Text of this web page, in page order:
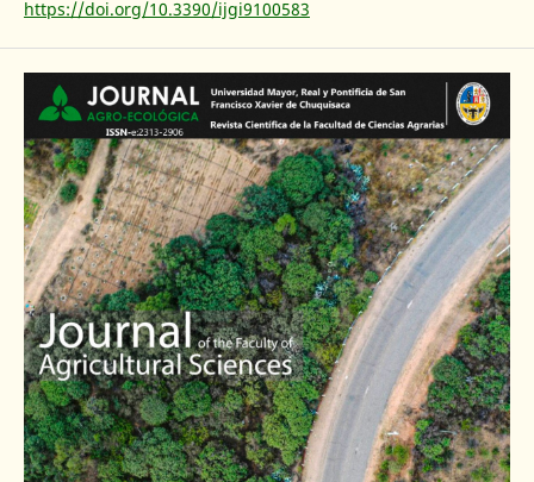
https://doi.org/10.3390/ijgi9100583